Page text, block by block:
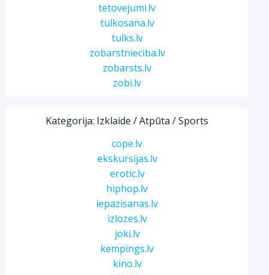
tetovejumi.lv
tulkosana.lv
tulks.lv
zobarstnieciba.lv
zobarsts.lv
zobi.lv
Kategorija: Izklaide / Atpūta / Sports
cope.lv
ekskursijas.lv
erotic.lv
hiphop.lv
iepazisanas.lv
izlozes.lv
joki.lv
kempings.lv
kino.lv